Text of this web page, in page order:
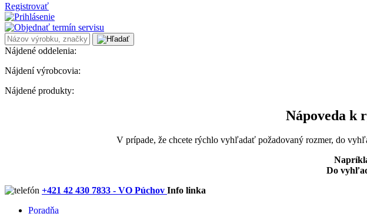
Registrovať
Nájdené oddelenia:
Nájdení výrobcovia:
Nájdené produkty:
Nápoveda k
V prípade, že chcete rýchlo vyhľadať požadovaný rozmer, do
Do
+421 42 430 7833 - VO Púchov Info linka
Poradňa